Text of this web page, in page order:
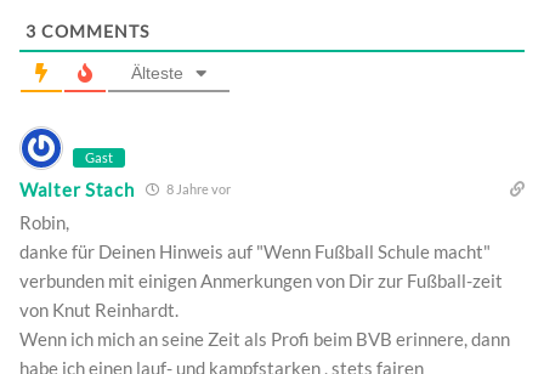
3 COMMENTS
Älteste
Gast
Walter Stach 8 Jahre vor
Robin,
danke für Deinen Hinweis auf "Wenn Fußball Schule macht"
verbunden mit einigen Anmerkungen von Dir zur Fußball-zeit
von Knut Reinhardt.
Wenn ich mich an seine Zeit als Profi beim BVB erinnere, dann
habe ich einen lauf- und kampfstarken , stets fairen